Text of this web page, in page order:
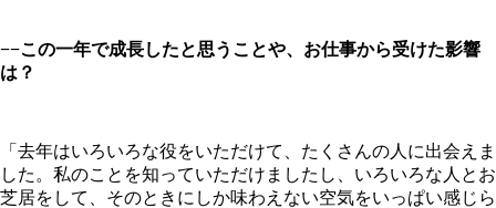
−−この一年で成長したと思うことや、お仕事から受けた影響
は？
「去年はいろいろな役をいただけて、たくさんの人に出会えま
した。私のことを知っていただけましたし、いろいろな人とお
芝居をして、そのときにしか味わえない空気をいっぱい感じら